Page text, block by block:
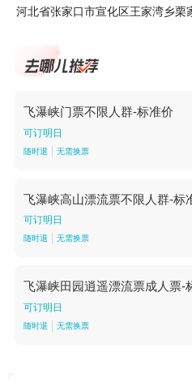
河北省张家口市宣化区王家湾乡栗
飞瀑峡门票不限人群-标准价
可订明日
随时退 无需换票
飞瀑峡高山漂流票不限人群-标
可订明日
随时退 无需换票
飞瀑峡田园逍遥漂流票成人票-
可订明日
随时退 无需换票